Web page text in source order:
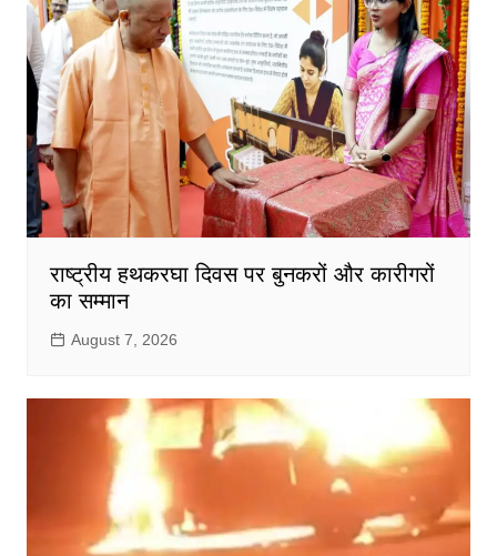
राष्ट्रीय हथकरघा दिवस पर बुनकरों और कारीगरों
का सम्मान
August 7, 2026